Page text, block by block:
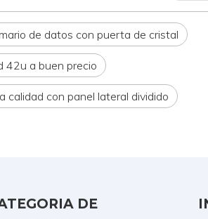
de datos con puerta de cristal
42u a buen precio
calidad con panel lateral dividido
DE